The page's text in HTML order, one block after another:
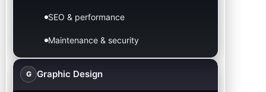
SEO & performance
Maintenance & security
G Graphic Design